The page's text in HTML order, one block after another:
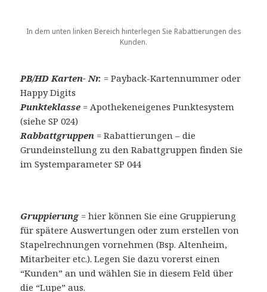
In dem unten linken Bereich hinterlegen Sie Rabattierungen des
Kunden.
PB/HD Karten- Nr. = Payback-Kartennummer oder
Happy Digits
Punkteklasse = Apothekeneigenes Punktesystem
(siehe SP 024)
Rabbattgruppen = Rabattierungen – die
Grundeinstellung zu den Rabattgruppen finden Sie
im Systemparameter SP 044
Gruppierung= hier können Sie eine Gruppierung
für spätere Auswertungen oder zum erstellen von
Stapelrechnungen vornehmen (Bsp. Altenheim,
Mitarbeiter etc.). Legen Sie dazu vorerst einen
“Kunden” an und wählen Sie in diesem Feld über
die “Lupe” aus.